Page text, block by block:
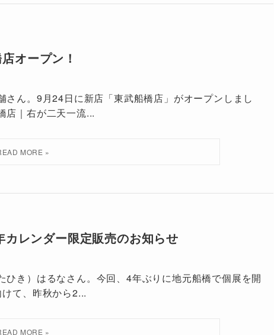
オープン！
ん。9月24日に新店「東武船橋店」がオープンしまし
店｜右が二天一流...
レンダー限定販売のお知らせ
き）はるなさん。今回、4年ぶりに地元船橋で個展を開
て、昨秋から2...